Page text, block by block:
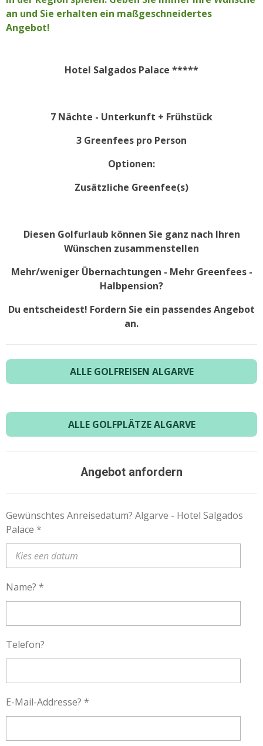
an und Sie erhalten ein maßgeschneidertes
Angebot!
Hotel Salgados Palace *****
7 Nächte - Unterkunft + Frühstück
3 Greenfees pro Person
Optionen:
Zusätzliche Greenfee(s)
Diesen Golfurlaub können Sie ganz nach Ihren
Wünschen zusammenstellen
Mehr/weniger Übernachtungen - Mehr Greenfees -
Halbpension?
Du entscheidest! Fordern Sie ein passendes Angebot
an.
ALLE GOLFREISEN ALGARVE
ALLE GOLFPLÄTZE ALGARVE
Angebot anfordern
Gewünschtes Anreisedatum? Algarve - Hotel Salgados
Palace *
Name? *
Telefon?
E-Mail-Addresse? *